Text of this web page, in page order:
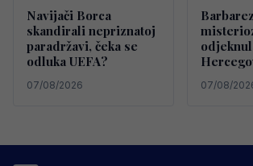
Navijači Borca
skandirali nepriznatoj
paradržavi, čeka se
odluka UEFA?
07/08/2026 07/08/